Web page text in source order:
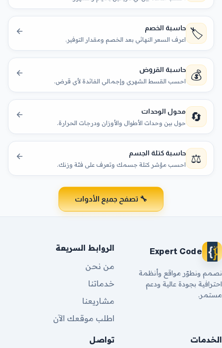
🏷️ حاسبة الخصم
اعرف السعر النهائي بعد الخصم ومقدار التوفير.
💰 حاسبة القروض
احسب القسط الشهري وإجمالي الفائدة لأي قرض.
🔄 محول الوحدات
حول بين وحدات الأطوال والأوزان ودرجات الحرارة.
⚖️ حاسبة كتلة الجسم
احسب مؤشر كتلة جسمك وتعرف على فئة وزنك.
🔧 تصفح جميع الأدوات
Expert Code
نصمم ونطوّر مواقع وأنظمة
احترافية بجودة عالية ودعم
مستمر.
الروابط السريعة
من نحن
خدماتنا
مشاريعنا
اطلب موقعك الآن
الخدمات تواصل